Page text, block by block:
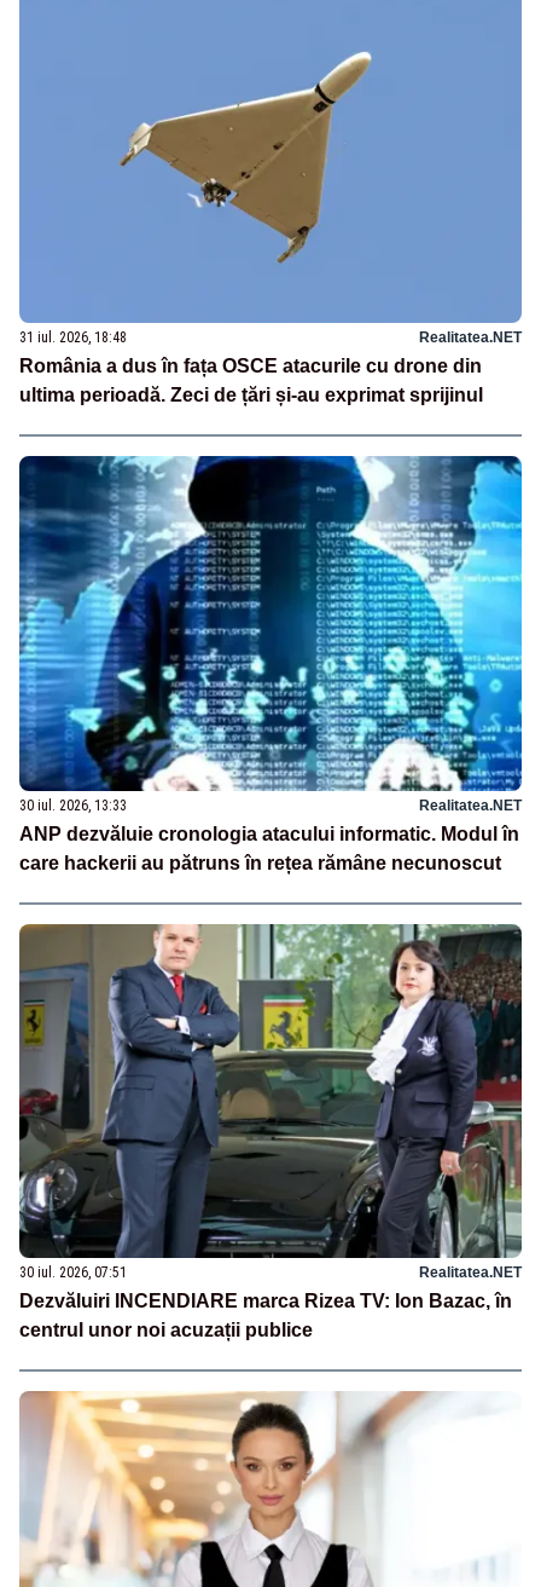
31 iul. 2026, 18:48 Realitatea.NET
România a dus în fața OSCE atacurile cu drone din
ultima perioadă. Zeci de țări și-au exprimat sprijinul
30 iul. 2026, 13:33 Realitatea.NET
ANP dezvăluie cronologia atacului informatic. Modul în
care hackerii au pătruns în rețea rămâne necunoscut
30 iul. 2026, 07:51 Realitatea.NET
Dezvăluiri INCENDIARE marca Rizea TV: Ion Bazac, în
centrul unor noi acuzații publice